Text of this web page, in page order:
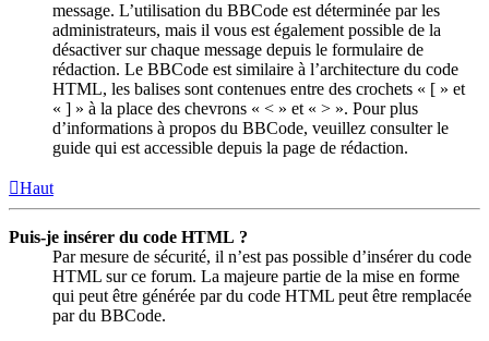
message. L’utilisation du BBCode est déterminée par les
administrateurs, mais il vous est également possible de la
désactiver sur chaque message depuis le formulaire de
rédaction. Le BBCode est similaire à l’architecture du code
HTML, les balises sont contenues entre des crochets « [ » et
« ] » à la place des chevrons « < » et « > ». Pour plus
d’informations à propos du BBCode, veuillez consulter le
guide qui est accessible depuis la page de rédaction.
Haut
Puis-je insérer du code HTML ?
Par mesure de sécurité, il n’est pas possible d’insérer du code
HTML sur ce forum. La majeure partie de la mise en forme
qui peut être générée par du code HTML peut être remplacée
par du BBCode.